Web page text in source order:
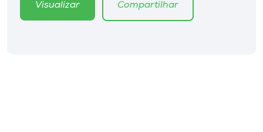
Rádio
Visualizar Compartilhar